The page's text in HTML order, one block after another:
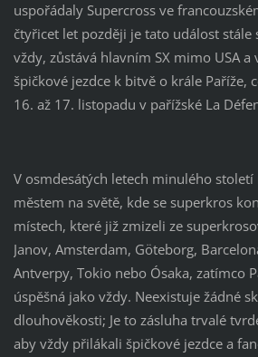
uspořádaly Supercross ve
čtyřicet let později je tato událost stále
vždy, zůstává hlavním SX mimo USA
špičkové jezdce k bitvě o krále Paříže,
16. až 17. listopadu v pařížské La
V osmdesátých letech minulého
městem na světě, kde se superkros
místech, které již zmizeli ze
Janov, Amsterdam, Göteborg,
Antverpy, Tokio nebo Ósaka, zatímco
úspěšná jako vždy. Neexistuje žádné
dlouhověkosti; Je to zásluha trvalé
aby vždy přilákali špičkové jezdce a